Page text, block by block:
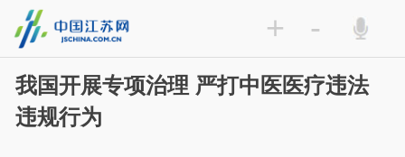
+ -
我国开展专项治理 严打中医医疗违法
违规行为